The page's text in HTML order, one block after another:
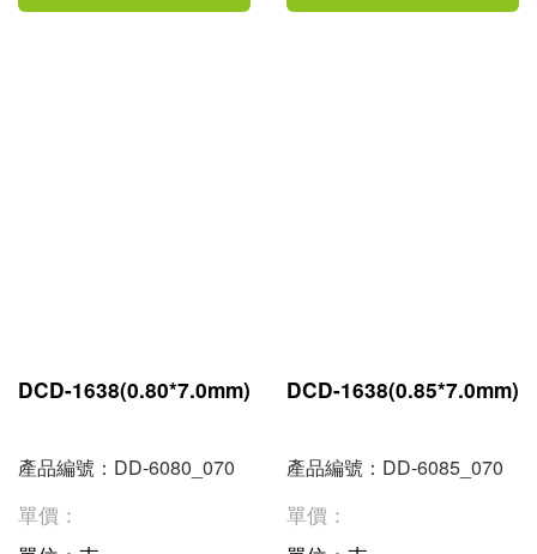
DCD-1638(0.80*7.0mm)
產品編號：DD-6080_070
單價：
DCD-1638(0.85*7.0mm)
產品編號：DD-6085_070
單價：